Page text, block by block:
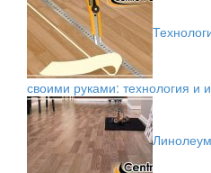
своими руками: технология и